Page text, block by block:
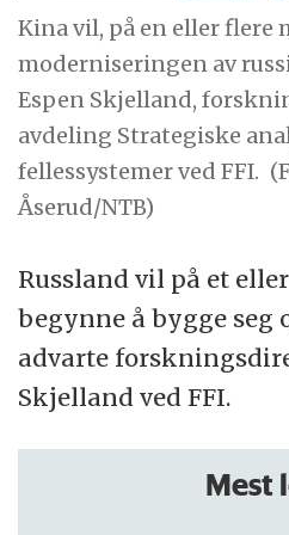
Kina vil, på en eller flere
moderniseringen av
Espen Skjelland,
avdeling Strategiske
fellessystemer ved FFI.
Åserud/NTB)
Russland vil på et
begynne å bygge seg
advarte
Skjelland ved FFI.
Mest